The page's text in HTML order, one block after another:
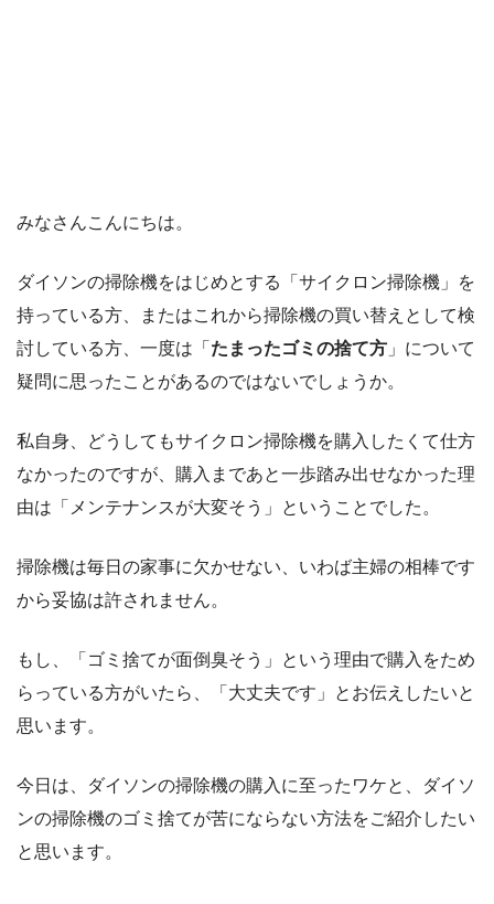
みなさんこんにちは。
ダイソンの掃除機をはじめとする「サイクロン掃除機」を
持っている方、またはこれから掃除機の買い替えとして検
討している方、一度は「 たまったゴミの捨て方 」について
疑問に思ったことがあるのではないでしょうか。
私自身、どうしてもサイクロン掃除機を購入したくて仕方
なかったのですが、購入まであと一歩踏み出せなかった理
由は「メンテナンスが大変そう」ということでした。
掃除機は毎日の家事に欠かせない、いわば主婦の相棒です
から妥協は許されません。
もし、「ゴミ捨てが面倒臭そう」という理由で購入をため
らっている方がいたら、「大丈夫です」とお伝えしたいと
思います。
今日は、ダイソンの掃除機の購入に至ったワケと、ダイソ
ンの掃除機のゴミ捨てが苦にならない方法をご紹介したい
と思います。